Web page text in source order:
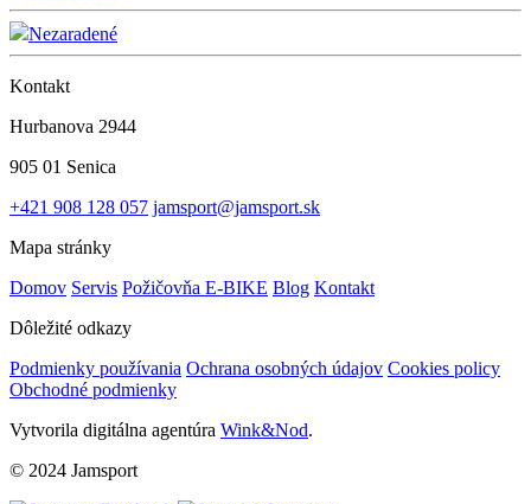
Nezaradené
Kontakt
Hurbanova 2944
905 01 Senica
+421 908 128 057 jamsport@jamsport.sk
Mapa stránky
Domov Servis Požičovňa E-BIKE Blog Kontakt
Dôležité odkazy
Podmienky používania Ochrana osobných údajov Cookies policy
Obchodné podmienky
Vytvorila digitálna agentúra Wink&Nod.
© 2024 Jamsport